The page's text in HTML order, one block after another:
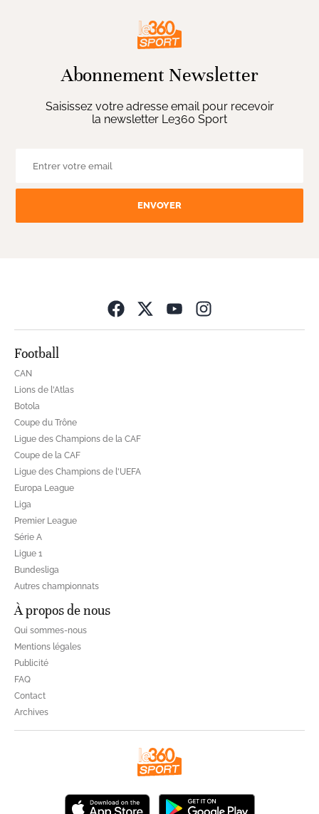
Abonnement Newsletter
Saisissez votre adresse email pour recevoir
la newsletter Le360 Sport
ENVOYER
Football
CAN
Lions de l'Atlas
Botola
Coupe du Trône
Ligue des Champions de la CAF
Coupe de la CAF
Ligue des Champions de l'UEFA
Europa League
Liga
Premier League
Série A
Ligue 1
Bundesliga
Autres championnats
À propos de nous
Qui sommes-nous
Mentions légales
Publicité
FAQ
Contact
Archives